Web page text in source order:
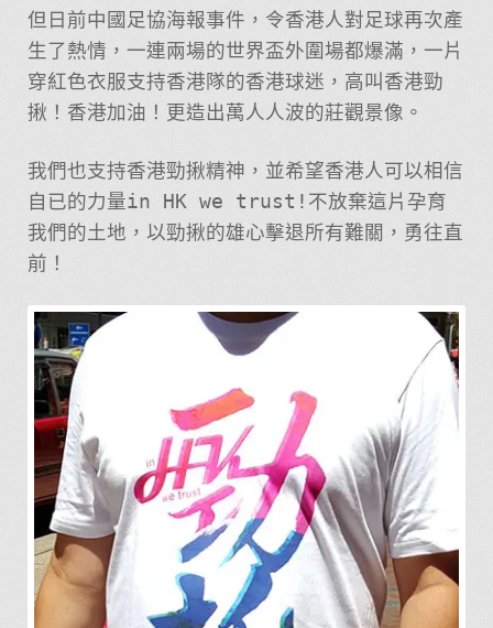
但日前中國足協海報事件，令香港人對足球再次產
生了熱情，一連兩場的世界盃外圍場都爆滿，一片
穿紅色衣服支持香港隊的香港球迷，高叫香港勁
揪！香港加油！更造出萬人人波的莊觀景像。
我們也支持香港勁揪精神，並希望香港人可以相信
自已的力量in HK we trust!不放棄這片孕育
我們的土地，以勁揪的雄心擊退所有難關，勇往直
前！